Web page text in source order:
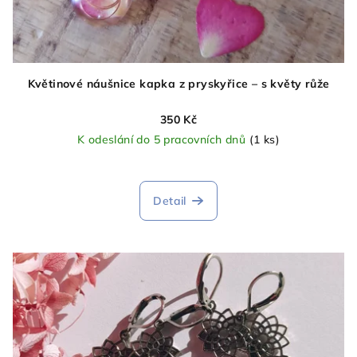
Květinové náušnice kapka z pryskyřice – s květy růže
350 Kč
K odeslání do 5 pracovních dnů (1 ks)
Detail